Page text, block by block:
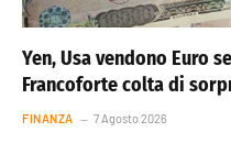
Yen, Usa vendono Euro
Francoforte colta di
FINANZA 7 Agosto 2026